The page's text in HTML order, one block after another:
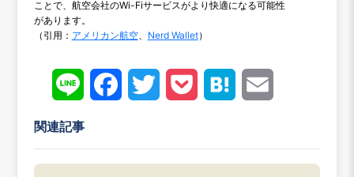
ことで、航空会社のWi-Fiサービスがより快適になる可能性
があります。
（引用： アメリカン航空、 Nerd Wallet）
Line Face Twitt Pock Hate
関連記事